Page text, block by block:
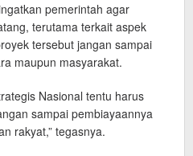
pemerintah agar
terutama terkait aspek
tersebut jangan sampai
maupun masyarakat.
Nasional tentu harus
sampai pembiayaannya
rakyat,” tegasnya.